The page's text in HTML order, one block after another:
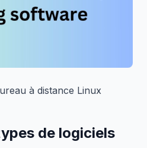
à distance Linux
de logiciels